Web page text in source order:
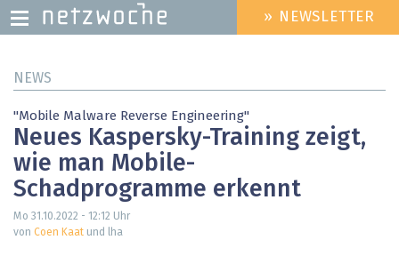
zum
HEADER
MENU
» NEWSLETTER
NEWS
"Mobile Malware Reverse Engineering"
Neues Kaspersky-Training zeigt,
wie man Mobile-
Schadprogramme erkennt
Mo 31.10.2022 - 12:12 Uhr
von Coen Kaat und lha